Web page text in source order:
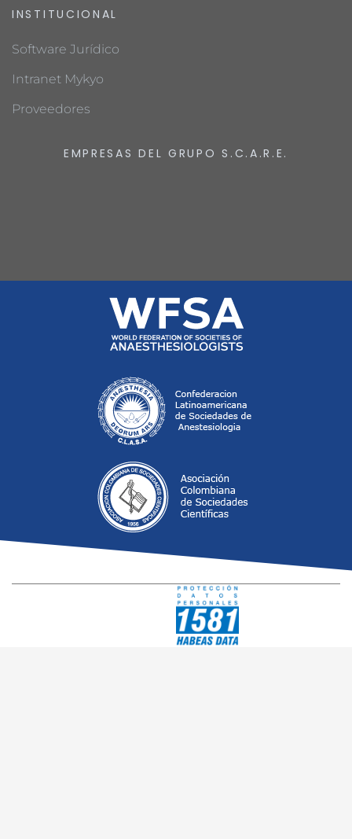
INSTITUCIONAL
Software Jurídico
Intranet Mykyo
Proveedores
EMPRESAS DEL GRUPO S.C.A.R.E.